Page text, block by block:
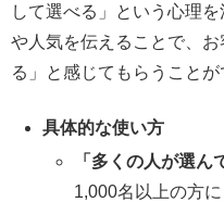
して選べる」という心理
や人気を伝えることで、
る」と感じてもらうことが
具体的な使い方
「多くの人が選ん
1,000名以上の方